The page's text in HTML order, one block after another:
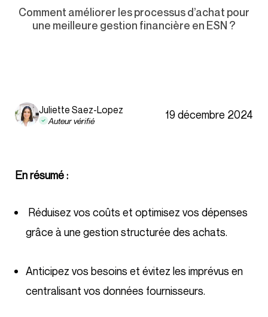
Comment améliorer les processus d’achat pour
une meilleure gestion financière en ESN ?
Juliette Saez-Lopez
Auteur vérifié 19 décembre 2024
En résumé :
Réduisez vos coûts et optimisez vos dépenses
grâce à une gestion structurée des achats.
Anticipez vos besoins et évitez les imprévus en
centralisant vos données fournisseurs.